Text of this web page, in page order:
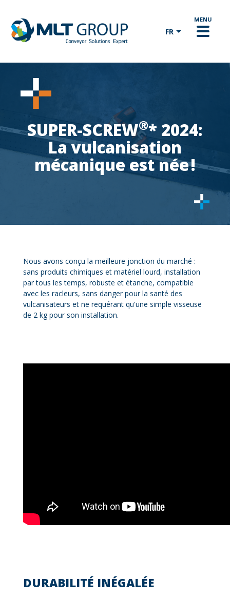
FR
Business menu
NOS SOLUTIONS
MLT SERVICE
RETROUVEZ-NOUS SUR
SUPER-SCREW®* 2024:
La vulcanisation
mécanique est née !
Nous avons conçu la meilleure jonction du marché :
sans produits chimiques et matériel lourd, installation
par tous les temps, robuste et étanche, compatible
avec les racleurs, sans danger pour la santé des
vulcanisateurs et ne requérant qu'une simple visseuse
de 2 kg pour son installation.
DURABILITÉ INÉGALÉE